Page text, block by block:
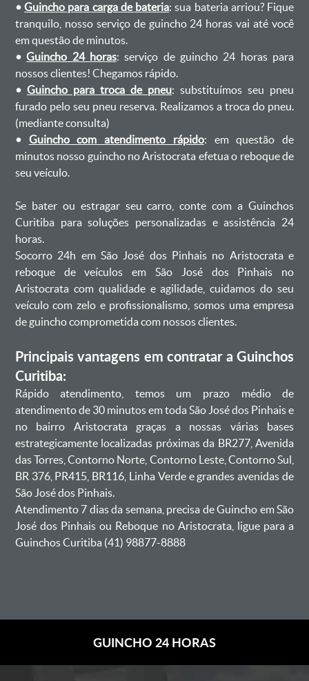
•Guincho para carga de bateria: sua bateria arriou? Fique
tranquilo, nosso serviço de guincho 24 horas vai até você
em questão de minutos.
•Guincho 24 horas: serviço de guincho 24 horas para
nossos clientes! Chegamos rápido.
• Guincho para troca de pneu: substituímos seu pneu
furado pelo seu pneu reserva. Realizamos a troca do pneu.
(mediante consulta)
• Guincho com atendimento rápido: em questão de
minutos nosso guincho no Aristocrata efetua o reboque de
seu veículo.
Se bater ou estragar seu carro, conte com a Guinchos
Curitiba para soluções personalizadas e assistência 24
horas.
Socorro 24h em São José dos Pinhais no Aristocrata e
reboque de veículos em São José dos Pinhais no
Aristocrata com qualidade e agilidade, cuidamos do seu
veículo com zelo e profissionalismo, somos uma empresa
de guincho comprometida com nossos clientes.
Principais vantagens em contratar a Guinchos
Curitiba:
Rápido atendimento, temos um prazo médio de
atendimento de 30 minutos em toda São José dos Pinhais e
no bairro Aristocrata graças a nossas várias bases
estrategicamente localizadas próximas da BR277, Avenida
das Torres, Contorno Norte, Contorno Leste, Contorno Sul,
BR 376, PR415, BR116, Linha Verde e grandes avenidas de
São José dos Pinhais.
Atendimento 7 dias da semana, precisa de Guincho em São
José dos Pinhais ou Reboque no Aristocrata, ligue para a
Guinchos Curitiba (41) 98877-8888
GUINCHO 24 HORAS